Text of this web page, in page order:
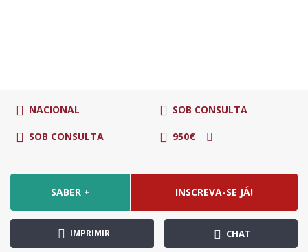
NACIONAL SOB CONSULTA
SOB CONSULTA 950€
SABER + INSCREVA-SE JÁ!
IMPRIMIR CHAT